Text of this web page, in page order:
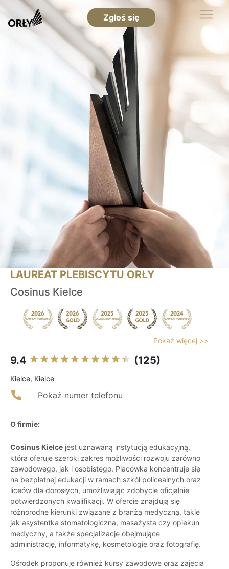
Zgłoś się
LAUREAT PLEBISCYTU ORŁY
Cosinus Kielce
Pokaż więcej >>
9.4 (125)
Kielce, Kielce
Pokaż numer telefonu
O firmie:
Cosinus Kielce jest uznawaną instytucją edukacyjną,
która oferuje szeroki zakres możliwości rozwoju zarówno
zawodowego, jak i osobistego. Placówka koncentruje się
na bezpłatnej edukacji w ramach szkół policealnych oraz
liceów dla dorosłych, umożliwiając zdobycie oficjalnie
potwierdzonych kwalifikacji. W ofercie znajdują się
różnorodne kierunki związane z branżą medyczną, takie
jak asystentka stomatologiczna, masażysta czy opiekun
medyczny, a także specjalizacje obejmujące
administrację, informatykę, kosmetologię oraz fotografię.
Ośrodek proponuje również kursy zawodowe oraz zajęcia